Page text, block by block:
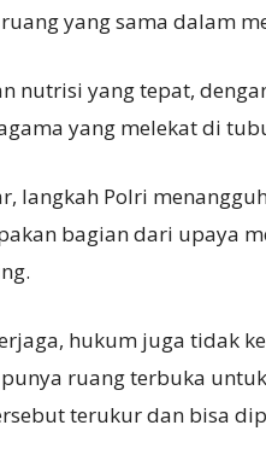
yang sama dalam
nutrisi yang tepat,
yang melekat di
langkah Polri
bagian dari upaya
hukum juga tidak
ruang terbuka
terukur dan bisa